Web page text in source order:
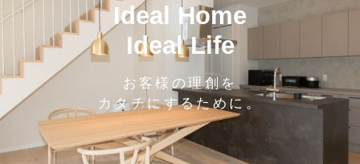
Ideal Home
Ideal Life
お客様の理創を
カタチにするために。